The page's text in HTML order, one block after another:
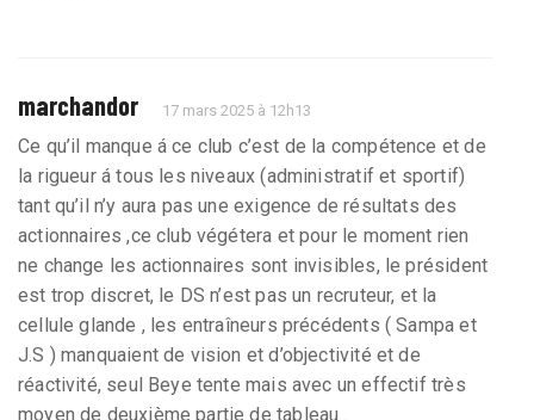
marchandor 17 mars 2025 à 12h13
Ce qu’il manque á ce club c’est de la compétence et de
la rigueur á tous les niveaux (administratif et sportif)
tant qu’il n’y aura pas une exigence de résultats des
actionnaires ,ce club végétera et pour le moment rien
ne change les actionnaires sont invisibles, le président
est trop discret, le DS n’est pas un recruteur, et la
cellule glande , les entraîneurs précédents ( Sampa et
J.S ) manquaient de vision et d’objectivité et de
réactivité, seul Beye tente mais avec un effectif très
moyen de deuxième partie de tableau .